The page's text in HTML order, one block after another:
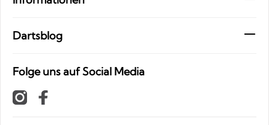
Dartsblog
Folge uns auf Social Media